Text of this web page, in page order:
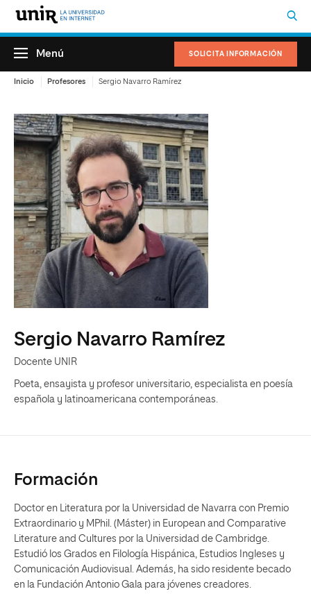
SOLICITA INFORMACIÓN
Menú
Inicio Profesores Sergio Navarro Ramírez
Sergio Navarro Ramírez
Docente UNIR
Poeta, ensayista y profesor universitario, especialista en poesía
española y latinoamericana contemporáneas.
Formación
Doctor en Literatura por la Universidad de Navarra con Premio
Extraordinario y MPhil. (Máster) in European and Comparative
Literature and Cultures por la Universidad de Cambridge.
Estudió los Grados en Filología Hispánica, Estudios Ingleses y
Comunicación Audiovisual. Además, ha sido residente becado
en la Fundación Antonio Gala para jóvenes creadores.